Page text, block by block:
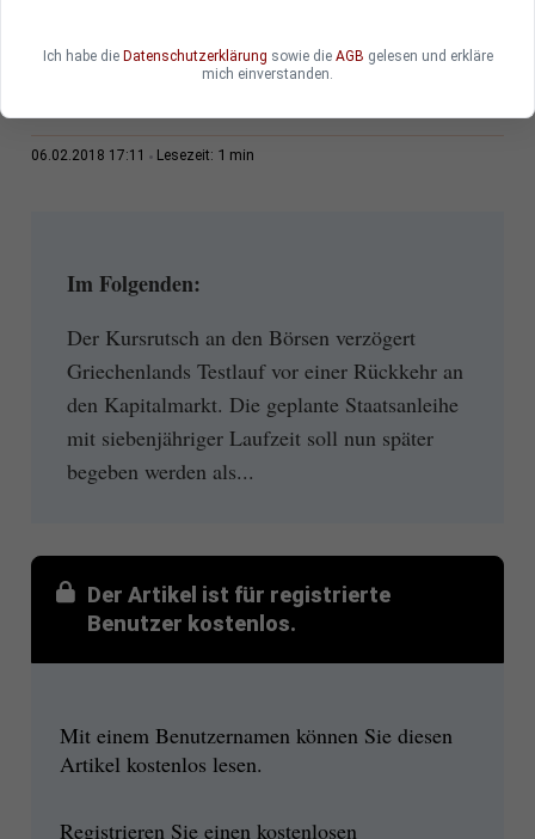
06.02.2018 17:11 Lesezeit: 1 min
Im Folgenden:
Der Kursrutsch an den Börsen verzögert
Griechenlands Testlauf vor einer Rückkehr an
den Kapitalmarkt. Die geplante Staatsanleihe
mit siebenjähriger Laufzeit soll nun später
begeben werden als...
Der Artikel ist für registrierte
Benutzer kostenlos.
Mit einem Benutzernamen können Sie diesen
Artikel kostenlos lesen.
Registrieren Sie einen kostenlosen
Ich habe die Datenschutzerklärung sowie die AGB gelesen und erkläre
mich einverstanden.